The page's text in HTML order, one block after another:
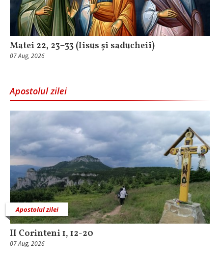
Matei 22, 23–33 (Iisus și saducheii)
07 Aug, 2026
Apostolul zilei
Apostolul zilei
II Corinteni 1, 12-20
07 Aug, 2026